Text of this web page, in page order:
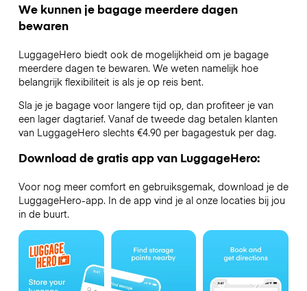
We kunnen je bagage meerdere dagen
bewaren
LuggageHero biedt ook de mogelijkheid om je bagage
meerdere dagen te bewaren. We weten namelijk hoe
belangrijk flexibiliteit is als je op reis bent.
Sla je je bagage voor langere tijd op, dan profiteer je van
een lager dagtarief. Vanaf de tweede dag betalen klanten
van LuggageHero slechts €4.90 per bagagestuk per dag.
Download de gratis app van LuggageHero:
Voor nog meer comfort en gebruiksgemak, download je de
LuggageHero-app. In de app vind je al onze locaties bij jou
in de buurt.